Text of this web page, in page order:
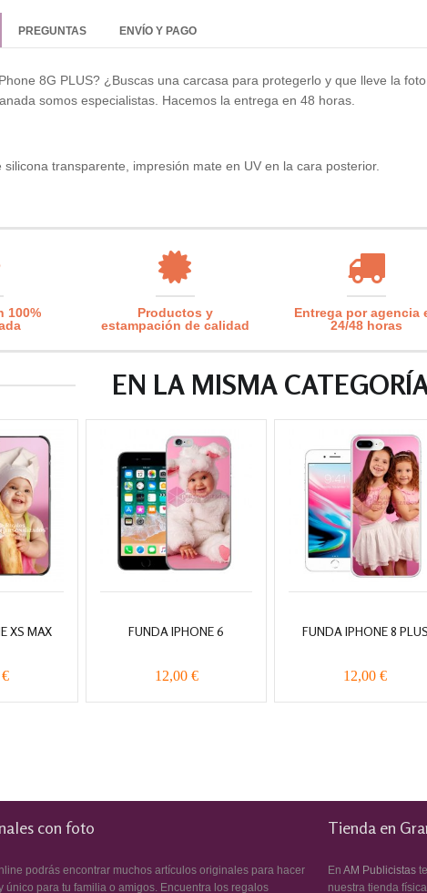
PREGUNTAS ENVÍO Y PAGO
8G PLUS? ¿Buscas una carcasa para protegerlo y que lleve la
somos especialistas. Hacemos la entrega en 48 horas.
transparente, impresión mate en UV en la cara posterior.
100%
Productos y
estampación de calidad
Entrega por agencia
24/48 horas
EN LA MISMA
XS MAX FUNDA IPHONE 6
12,00 €
FUNDA IPHONE 8 PLUS
12,00 €
con foto
podrás encontrar muchos artículos originales para hacer
único para tu familia o amigos. Encuentra los regalos
Tienda en
En AM Publicistas
nuestra tienda